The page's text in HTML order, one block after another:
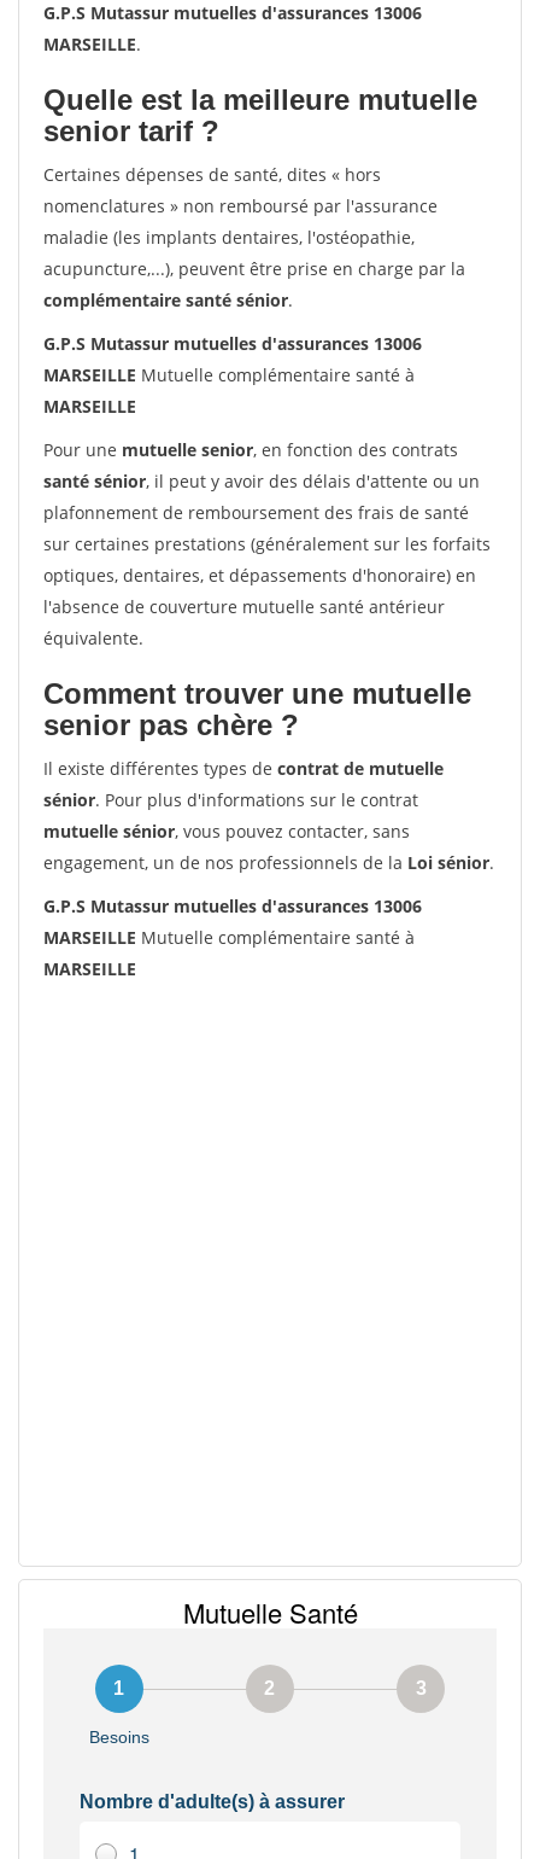
G.P.S Mutassur mutuelles d'assurances 13006
MARSEILLE.
Quelle est la meilleure mutuelle
senior tarif ?
Certaines dépenses de santé, dites « hors
nomenclatures » non remboursé par l'assurance
maladie (les implants dentaires, l'ostéopathie,
acupuncture,...), peuvent être prise en charge par la
complémentaire santé sénior.
G.P.S Mutassur mutuelles d'assurances 13006
MARSEILLE Mutuelle complémentaire santé à
MARSEILLE
Pour une mutuelle senior, en fonction des contrats
santé sénior, il peut y avoir des délais d'attente ou un
plafonnement de remboursement des frais de santé
sur certaines prestations (généralement sur les forfaits
optiques, dentaires, et dépassements d'honoraire) en
l'absence de couverture mutuelle santé antérieur
équivalente.
Comment trouver une mutuelle
senior pas chère ?
Il existe différentes types de contrat de mutuelle
sénior. Pour plus d'informations sur le contrat
mutuelle sénior, vous pouvez contacter, sans
engagement, un de nos professionnels de la Loi sénior.
G.P.S Mutassur mutuelles d'assurances 13006
MARSEILLE Mutuelle complémentaire santé à
MARSEILLE